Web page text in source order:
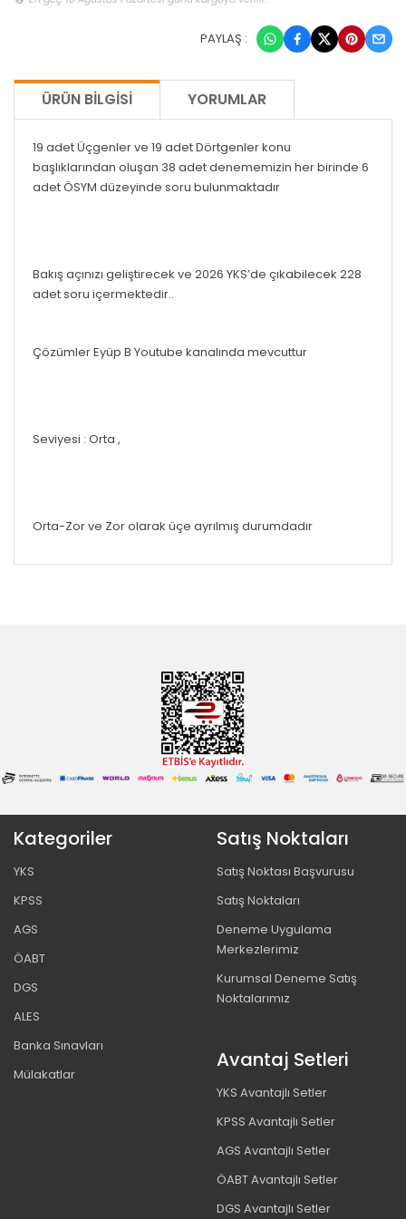
PAYLAŞ :
ÜRÜN BILGISI YORUMLAR
19 adet Üçgenler ve 19 adet Dörtgenler konu
başlıklarından oluşan 38 adet denememizin her birinde 6
adet ÖSYM düzeyinde soru bulunmaktadır
Bakış açınızı geliştirecek ve 2026 YKS’de çıkabilecek 228
adet soru içermektedir..
Çözümler Eyüp B Youtube kanalında mevcuttur
Seviyesi : Orta ,
Orta-Zor ve Zor olarak üçe ayrılmış durumdadır
Kategoriler
YKS
KPSS
AGS
ÖABT
DGS
ALES
Banka Sınavları
Mülakatlar
Satış Noktaları
Satış Noktası Başvurusu
Satış Noktaları
Deneme Uygulama
Merkezlerimiz
Kurumsal Deneme Satış
Noktalarımız
Avantaj Setleri
YKS Avantajlı Setler
KPSS Avantajlı Setler
AGS Avantajlı Setler
ÖABT Avantajlı Setler
DGS Avantajlı Setler